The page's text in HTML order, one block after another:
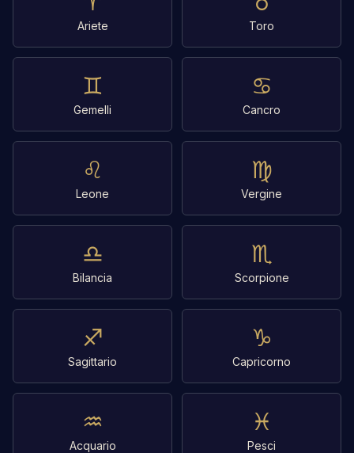
Ariete Toro
♊
Gemelli
♋
Cancro
♌
Leone
♍
Vergine
♎
Bilancia
♏
Scorpione
♐
Sagittario
♑
Capricorno
♒
Acquario
♓
Pesci